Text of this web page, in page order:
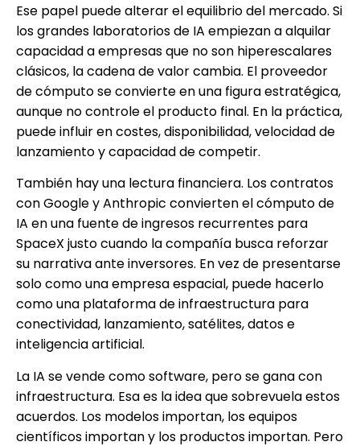
Ese papel puede alterar el equilibrio del mercado. Si
los grandes laboratorios de IA empiezan a alquilar
capacidad a empresas que no son hiperescalares
clásicos, la cadena de valor cambia. El proveedor
de cómputo se convierte en una figura estratégica,
aunque no controle el producto final. En la práctica,
puede influir en costes, disponibilidad, velocidad de
lanzamiento y capacidad de competir.
También hay una lectura financiera. Los contratos
con Google y Anthropic convierten el cómputo de
IA en una fuente de ingresos recurrentes para
SpaceX justo cuando la compañía busca reforzar
su narrativa ante inversores. En vez de presentarse
solo como una empresa espacial, puede hacerlo
como una plataforma de infraestructura para
conectividad, lanzamiento, satélites, datos e
inteligencia artificial.
La IA se vende como software, pero se gana con
infraestructura. Esa es la idea que sobrevuela estos
acuerdos. Los modelos importan, los equipos
científicos importan y los productos importan. Pero